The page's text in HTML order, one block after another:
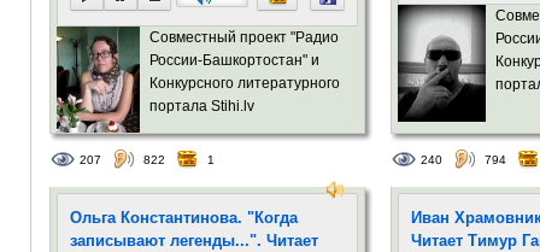
Совместный проект "Радио
России-Башкортостан" и
Конкурсного литературного
портала Stihi.lv
207 822 1 240 794
Ольга Константинова. "Когда
записывают легенды...". Читает
Иван
Читает Тимур